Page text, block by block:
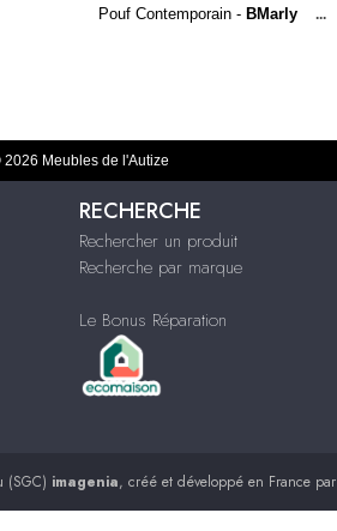
Pouf Contemporain - BMarly ...
2026 Meubles de l'Autize
RECHERCHE
Rechercher un produit
Recherche par marque
Le Bonus Réparation
(SGC) imagenia, créé et développé en France par